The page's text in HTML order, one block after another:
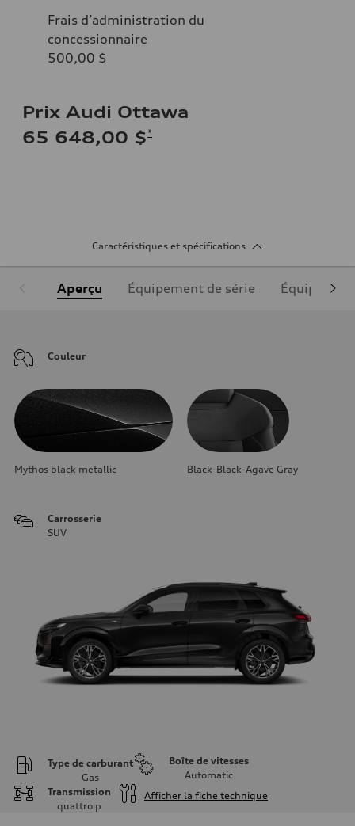
Frais d’administration du
concessionnaire
500,00 $
Prix Audi Ottawa
65 648,00 $*
Caractéristiques et spécifications
Aperçu Équipement de série
Couleur
Mythos black metallic Black-Black-Agave Gray
Carrosserie
SUV
Type de carburant
Gas
Boîte de vitesses
Automatic
Transmission
quattro p
Afficher la fiche technique